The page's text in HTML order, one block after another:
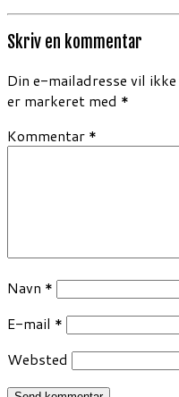
Skriv en kommentar
Din e-mailadresse vil
er markeret med *
Kommentar *
Navn *
E-mail *
Websted